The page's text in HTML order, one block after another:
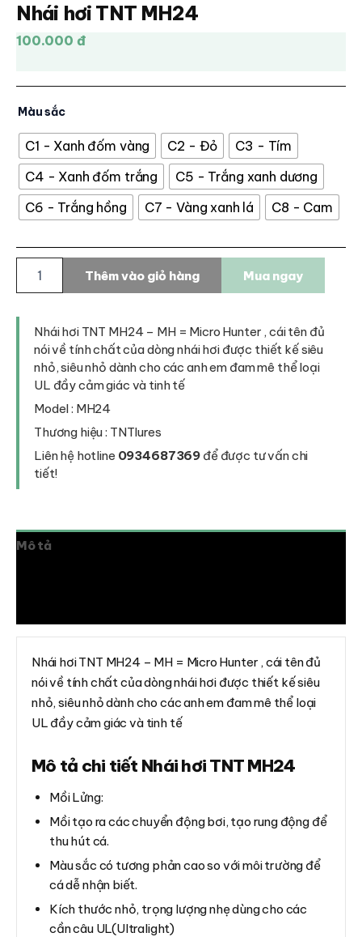
Nhái hơi TNT MH24
100.000 đ
Màu sắc
C1 - Xanh đốm vàng C2 - Đỏ
C3 - Tím
C4 - Xanh đốm trắng
C5 - Trắng xanh dương
C6 - Trắng hồng
C7 - Vàng xanh lá C8 - Cam
TNT
MH24
lượng
Thêm vào giỏ hàng Mua ngay
Nhái hơi TNT MH24 – MH = Micro Hunter , cái tên đủ
nói về tính chất của dòng nhái hơi được thiết kế siêu
nhỏ, siêu nhỏ dành cho các anh em đam mê thể loại
UL đầy cảm giác và tinh tế
Model : MH24
Thương hiệu : TNTlures
Liên hệ hotline 0934687369 để được tư vấn chi
tiết!
Mô tả
Nhái hơi TNT MH24 – MH = Micro Hunter , cái tên đủ
nói về tính chất của dòng nhái hơi được thiết kế siêu
nhỏ, siêu nhỏ dành cho các anh em đam mê thể loại
UL đầy cảm giác và tinh tế
Mô tả chi tiết Nhái hơi TNT MH24
Mồi Lửng:
Mồi tạo ra các chuyển động bơi, tạo rung động để
thu hút cá.
Màu sắc có tương phản cao so với môi trường để
cá dễ nhận biết.
Kích thước nhỏ, trọng lượng nhẹ dùng cho các
cần câu UL(Ultralight)